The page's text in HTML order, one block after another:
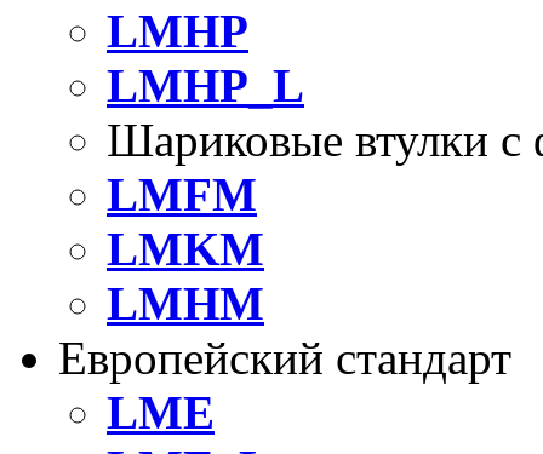
LMHP
LMHP_L
Шариковые втулки с
LMFM
LMKM
LMHM
Европейский стандарт
LME